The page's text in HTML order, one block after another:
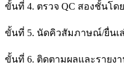
ขั้นที่ 4. ตรวจ QC สองชั้นโ
ขั้นที่ 5. นัดคิวสัมภาษณ์/ยื่นเ
ขั้นที่ 6. ติดตามผลและรายง